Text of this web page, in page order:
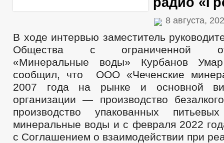
8 августа,
В ходе интервью заместитель
Общества с ограниченной
«Минеральные воды» Курбанов Умар
сообщил, что ООО «Чеченские
2007 года на рынке и основной
организации — производство
производство упакованных
минеральные воды и с февраля 2022
с Соглашением о взаимодействии при